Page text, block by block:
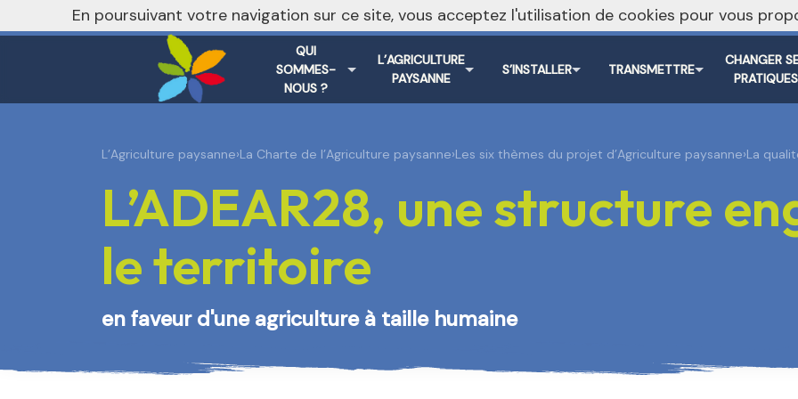
Vers le
QUI
SOMMES-
NOUS ?
L’AGRICULTURE
PAYSANNE
S’INSTALLER TRANSMETTRE
CHANGER
PRATIQUES
nivo_2026: 1
L’Agriculture paysanne›La Charte de l’Agriculture paysanne›Les six thèmes du projet d’Agriculture paysanne›La
L’ADEAR28, une structure
le territoire
en faveur d'une agriculture à taille humaine
En poursuivant votre navigation sur ce site, vous acceptez l'utilisation de cookies pour vous